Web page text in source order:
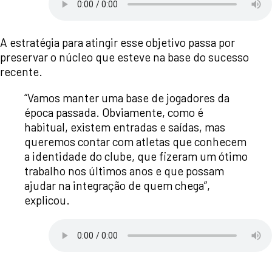
A estratégia para atingir esse objetivo passa por
preservar o núcleo que esteve na base do sucesso
recente.
“Vamos manter uma base de jogadores da
época passada. Obviamente, como é
habitual, existem entradas e saídas, mas
queremos contar com atletas que conhecem
a identidade do clube, que fizeram um ótimo
trabalho nos últimos anos e que possam
ajudar na integração de quem chega”,
explicou.